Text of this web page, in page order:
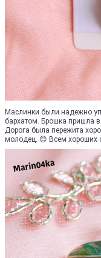
Маслинки были надежно
бархатом. Брошка пришла
Дорога была пережита
молодец. 😊 Всем